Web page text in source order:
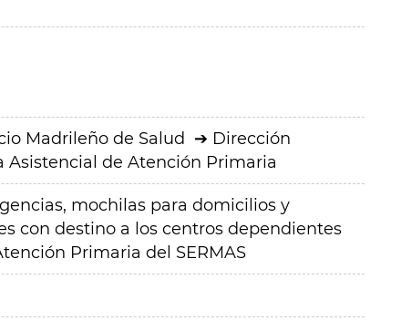
Madrileño de Salud
Dirección
Asistencial de Atención Primaria
mochilas para domicilios y
con destino a los centros dependientes
Primaria del SERMAS